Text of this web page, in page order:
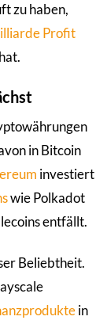
zu haben,
Profit
in Bitcoin
investiert
wie Polkadot
entfällt.
Beliebtheit.
in